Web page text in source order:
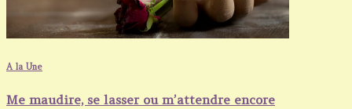
A la Une
Me maudire, se lasser ou m’attendre encore